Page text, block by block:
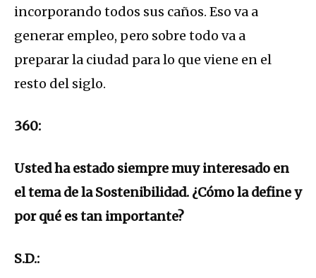
incorporando todos sus caños. Eso va a
generar empleo, pero sobre todo va a
preparar la ciudad para lo que viene en el
resto del siglo.
360:
Usted ha estado siempre muy interesado en
el tema de la Sostenibilidad. ¿Cómo la define y
por qué es tan importante?
S.D.: